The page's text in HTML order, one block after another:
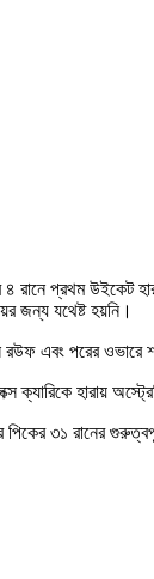
৪ রানে প্রথম
জন্য যথেষ্ট হয়নি।
এবং পরের ওভারে
ক্যারিকে হারায়
৩১ রানের